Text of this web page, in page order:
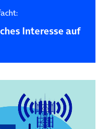
Interesse auf